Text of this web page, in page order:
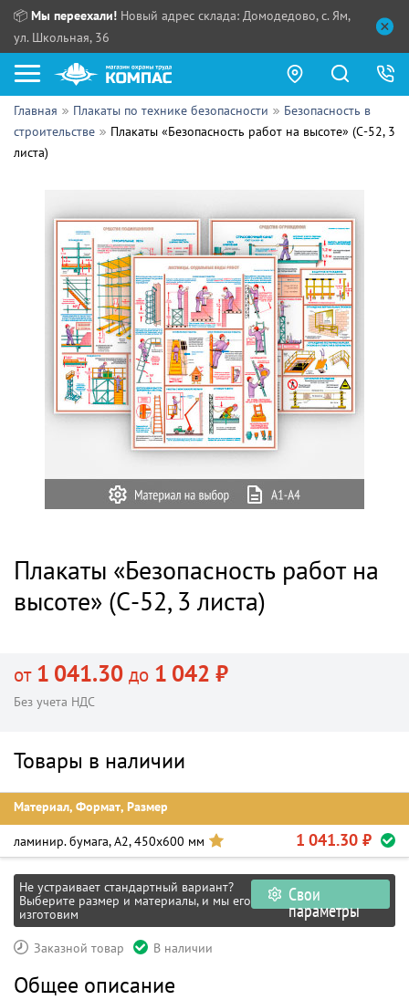
📦 Мы переехали! Новый адрес склада: Домодедово, с. Ям,
ул. Школьная, 36
Как купить?
Прайс-листы
Партнерам
Поставщикам
Обзоры
Контакты
ПН - ЧТ:
СБ, ВС:
Выдача продукции:
Главная Плакаты по технике безопасности
Безопасность в
строительстве
Плакаты «Безопасность работ на высоте» (С-52, 3
листа)
Плакаты «Безопасность работ на
высоте» (С-52, 3 листа)
от1 041.30 до 1 042 ₽
Без учета НДС
Товары в наличии
Материал, Формат, Размер
ламинир. бумага, А2, 450х600 мм 1 041.30 ₽
Не устраивает стандартный вариант?
Выберите размер и материалы, и мы его
изготовим
Свои
параметры
Заказной товар В наличии
Общее описание